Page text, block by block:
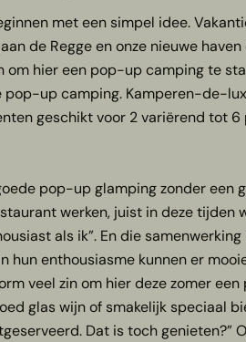
met een simpel idee.
de Regge en onze nieuwe
om hier een pop-up camping te
pop-up camping. Kamperen-de-
geschikt voor 2 variërend tot 6
pop-up glamping zonder een
werken, juist in deze
als ik”. En die
hun enthousiasme kunnen er
veel zin om hier deze zomer
glas wijn of smakelijk speciaal
Dat is toch